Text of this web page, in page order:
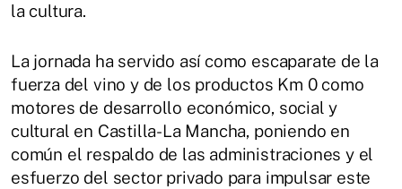
la cultura.
La jornada ha servido así como escaparate de la
fuerza del vino y de los productos Km 0 como
motores de desarrollo económico, social y
cultural en Castilla-La Mancha, poniendo en
común el respaldo de las administraciones y el
esfuerzo del sector privado para impulsar este